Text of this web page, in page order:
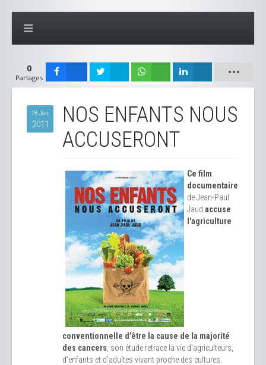
0
Partages
18 Jan
2011
NOS ENFANTS NOUS
ACCUSERONT
Ce film
documentaire
de Jean-Paul
Jaud accuse
l'agriculture
conventionnelle d'être la cause de la majorité
des cancers , son étude retrace la vie d'agriculteurs,
d'enfants et d'adultes vivant proche des cultures.